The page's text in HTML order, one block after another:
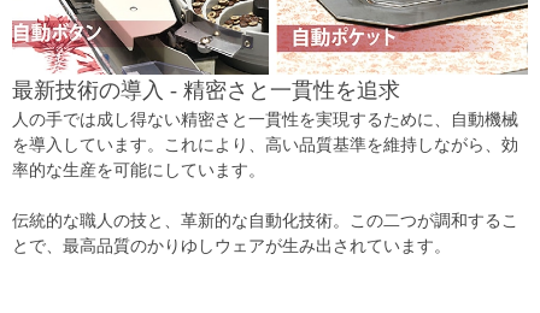
最新技術の導入 - 精密さと一貫性を追求
人の手では成し得ない精密さと一貫性を実現するために、自動機械
を導入しています。これにより、高い品質基準を維持しながら、効
率的な生産を可能にしています。
伝統的な職人の技と、革新的な自動化技術。この二つが調和するこ
とで、最高品質のかりゆしウェアが生み出されています。